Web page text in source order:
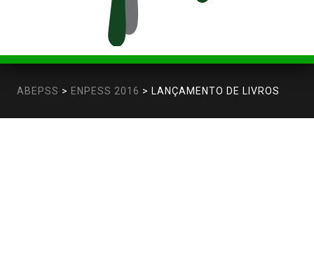
ABEPSS > ENPESS 2016 > LANÇAMENTO DE LIVROS